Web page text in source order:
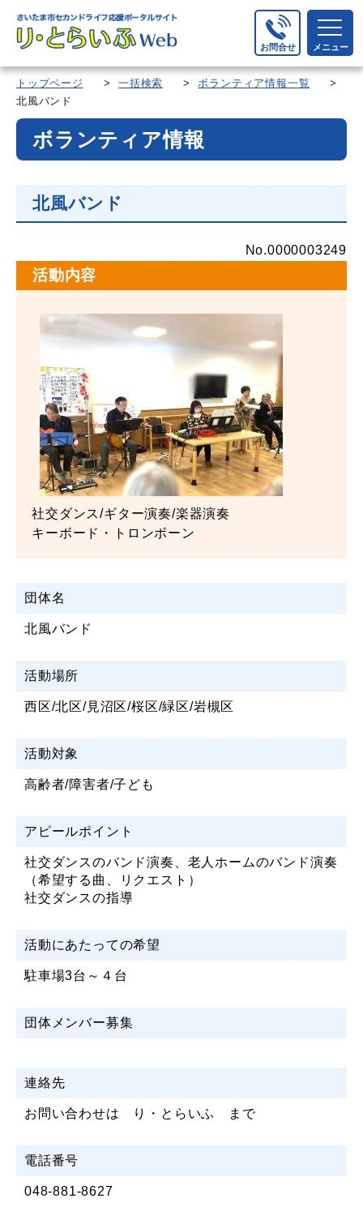
お問合せ メニュー
トップページ >一括検索 >ボランティア情報一覧
>
北風バンド
ボランティア情報
北風バンド
No.0000003249
活動内容
社交ダンス/ギター演奏/楽器演奏
キーボード・トロンボーン
団体名
北風バンド
活動場所
西区/北区/見沼区/桜区/緑区/岩槻区
活動対象
高齢者/障害者/子ども
アピールポイント
社交ダンスのバンド演奏、老人ホームのバンド演奏
（希望する曲、リクエスト）
社交ダンスの指導
活動にあたっての希望
駐車場3台～４台
団体メンバー募集
連絡先
お問い合わせは り・とらいふ まで
電話番号
048-881-8627